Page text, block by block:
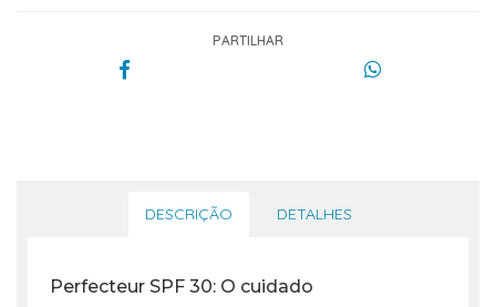
PARTILHAR
DESCRIÇÃO DETALHES
Perfecteur SPF 30: O cuidado